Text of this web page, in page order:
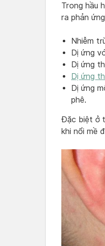
Trong hầu
ra phản
Nhiễm
Dị ứng
Dị ứng
Dị ứng
Dị ứng
phê.
Đặc biệt ở
khi nổi mề